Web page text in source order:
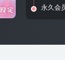
永久会